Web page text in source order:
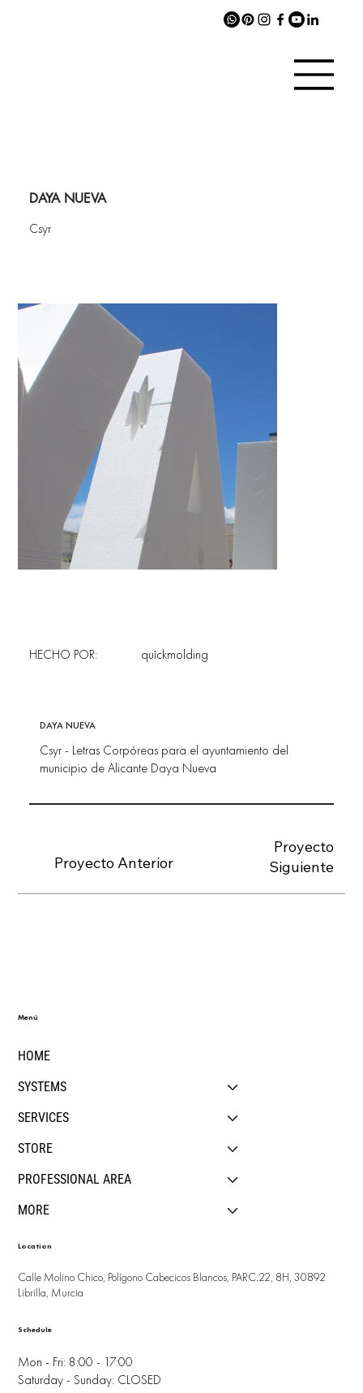
DAYA NUEVA
Csyr
Proyecto
Siguiente
Proyecto Anterior
quîckmolding
HECHO POR:
DAYA NUEVA
Csyr - Letras Corpóreas para el ayuntamiento del
municipio de Alicante Daya Nueva
HOME
SYSTEMS
SERVICES
STORE
PROFESSIONAL AREA
MORE
Menú
Location
Calle Molino Chico, Polígono Cabecicos Blancos, PARC.22, 8H, 30892
Librilla, Murcia
Mon - Fri: 8:00 - 17:00
Saturday - Sunday: CLOSED
Schedule